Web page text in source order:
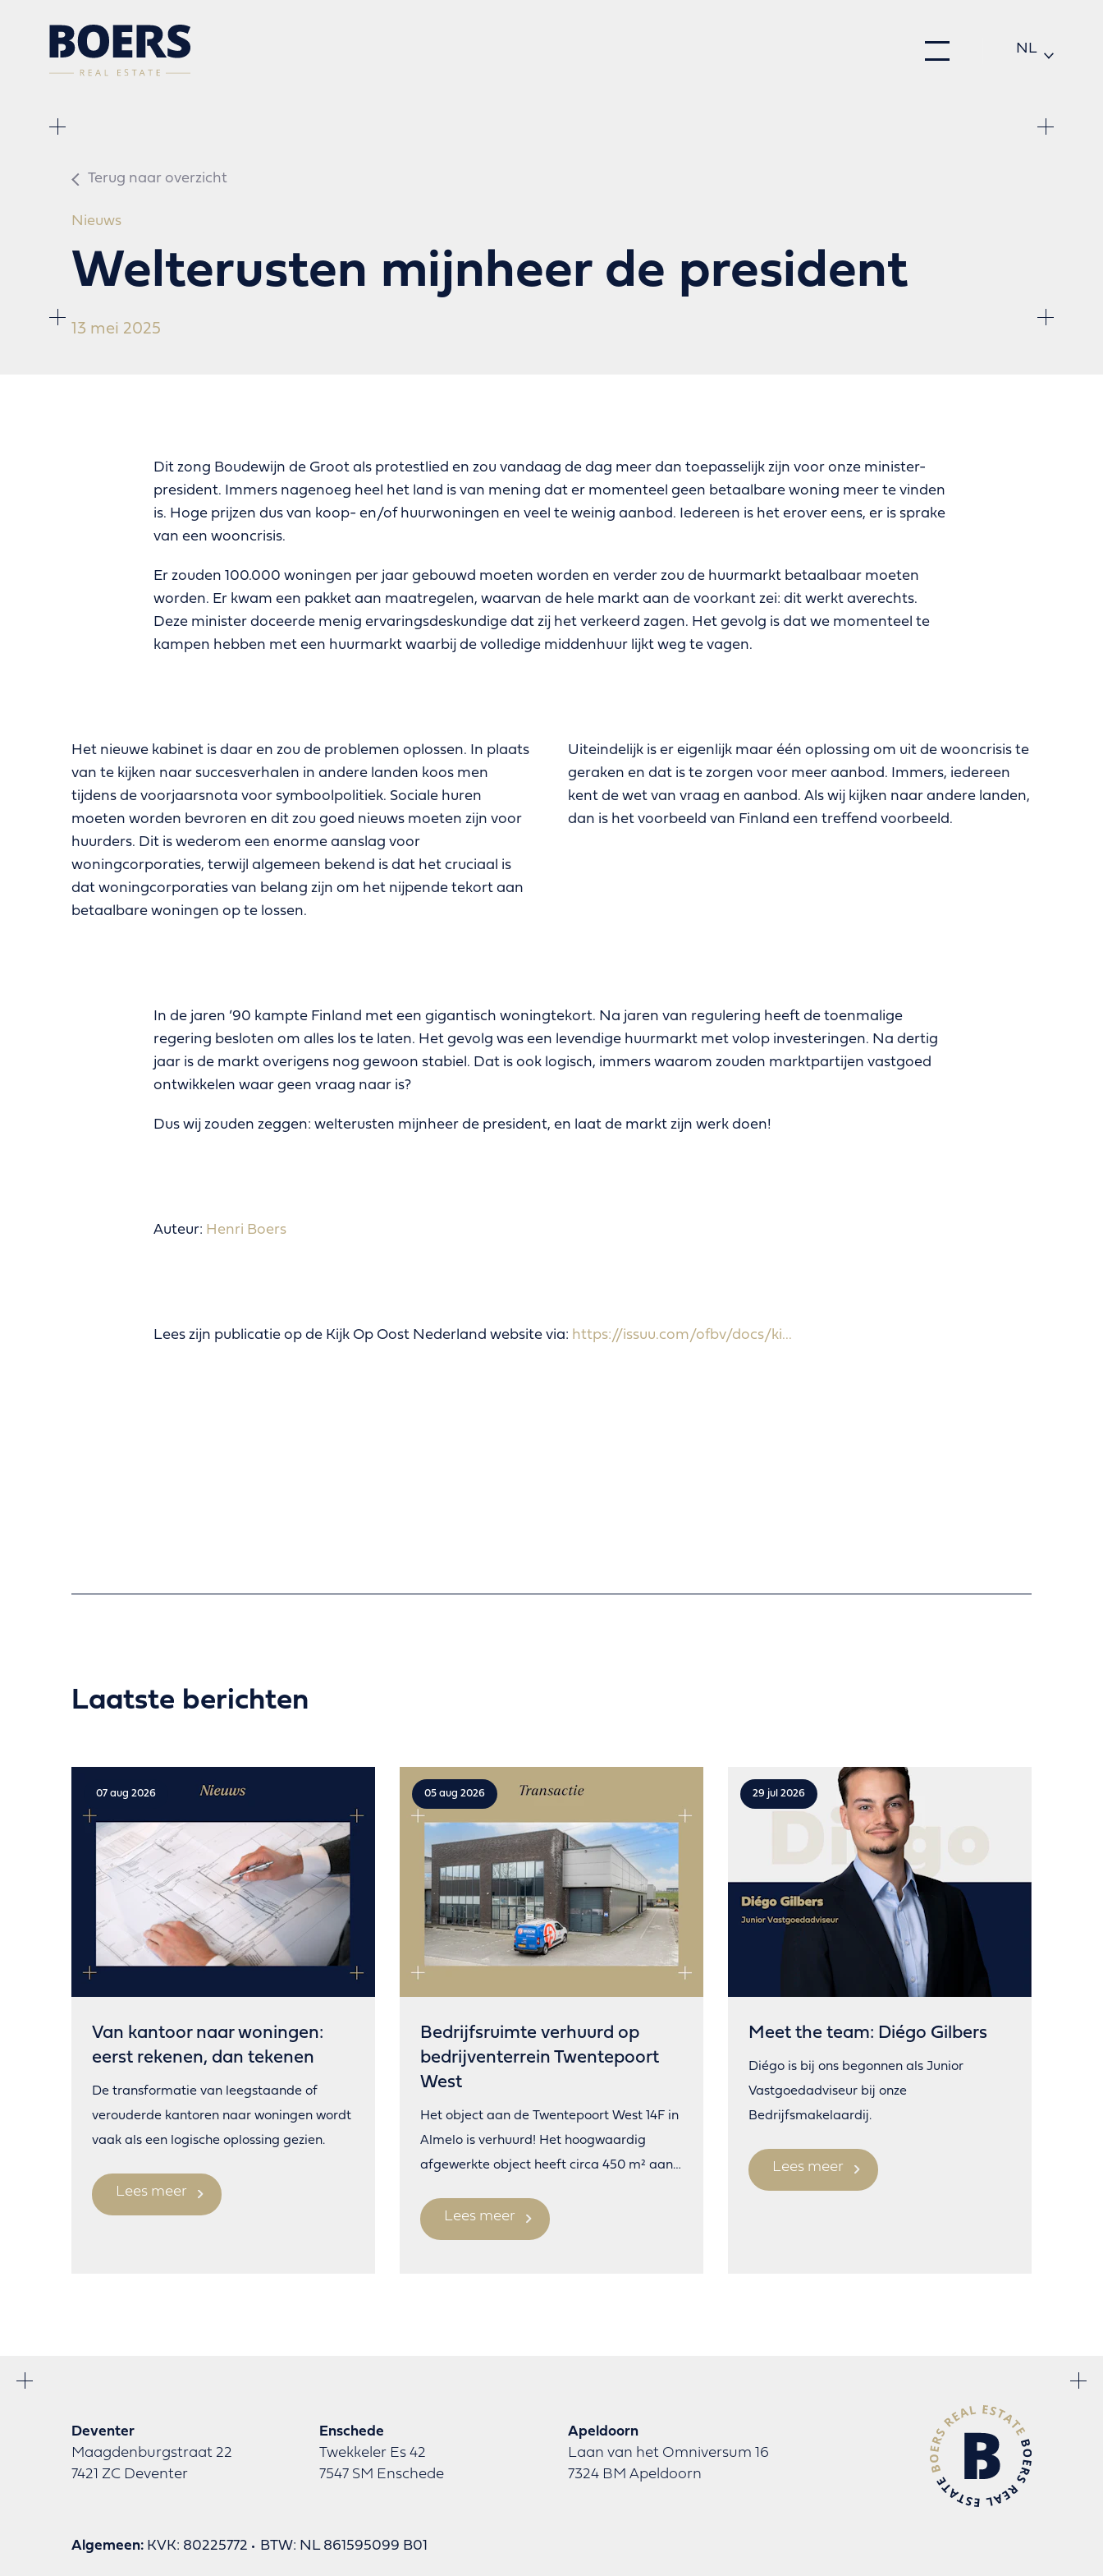
NL
Terug naar overzicht
Nieuws
Welterusten mijnheer de president
13 mei 2025
Dit zong Boudewijn de Groot als protestlied en zou vandaag de dag meer dan toepasselijk zijn voor onze minister-
president. Immers nagenoeg heel het land is van mening dat er momenteel geen betaalbare woning meer te vinden
is. Hoge prijzen dus van koop- en/of huurwoningen en veel te weinig aanbod. Iedereen is het erover eens, er is sprake
van een wooncrisis.
Er zouden 100.000 woningen per jaar gebouwd moeten worden en verder zou de huurmarkt betaalbaar moeten
worden. Er kwam een pakket aan maatregelen, waarvan de hele markt aan de voorkant zei: dit werkt averechts.
Deze minister doceerde menig ervaringsdeskundige dat zij het verkeerd zagen. Het gevolg is dat we momenteel te
kampen hebben met een huurmarkt waarbij de volledige middenhuur lijkt weg te vagen.
Het nieuwe kabinet is daar en zou de problemen oplossen. In plaats
van te kijken naar succesverhalen in andere landen koos men
tijdens de voorjaarsnota voor symboolpolitiek. Sociale huren
moeten worden bevroren en dit zou goed nieuws moeten zijn voor
huurders. Dit is wederom een enorme aanslag voor
woningcorporaties, terwijl algemeen bekend is dat het cruciaal is
dat woningcorporaties van belang zijn om het nijpende tekort aan
betaalbare woningen op te lossen.
Uiteindelijk is er eigenlijk maar één oplossing om uit de wooncrisis te
geraken en dat is te zorgen voor meer aanbod. Immers, iedereen
kent de wet van vraag en aanbod. Als wij kijken naar andere landen,
dan is het voorbeeld van Finland een treffend voorbeeld.
In de jaren ’90 kampte Finland met een gigantisch woningtekort. Na jaren van regulering heeft de toenmalige
regering besloten om alles los te laten. Het gevolg was een levendige huurmarkt met volop investeringen. Na dertig
jaar is de markt overigens nog gewoon stabiel. Dat is ook logisch, immers waarom zouden marktpartijen vastgoed
ontwikkelen waar geen vraag naar is?
Dus wij zouden zeggen: welterusten mijnheer de president, en laat de markt zijn werk doen!
Auteur: Henri Boers
Lees zijn publicatie op de Kijk Op Oost Nederland website via: https://issuu.com/ofbv/docs/ki...
Laatste berichten
07 aug 2026
Van kantoor naar woningen:
eerst rekenen, dan tekenen
De transformatie van leegstaande of
verouderde kantoren naar woningen wordt
vaak als een logische oplossing gezien.
Lees meer
05 aug 2026
Bedrijfsruimte verhuurd op
bedrijventerrein Twentepoort
West
Het object aan de Twentepoort West 14F in
Almelo is verhuurd! Het hoogwaardig
afgewerkte object heeft circa 450 m² aan
Lees meer
29 jul 2026
Meet the team: Diégo Gilbers
Diégo is bij ons begonnen als Junior
Vastgoedadviseur bij onze
Bedrijfsmakelaardij.
Lees meer
Deventer
Maagdenburgstraat 22
7421 ZC Deventer
Enschede
Twekkeler Es 42
7547 SM Enschede
Apeldoorn
Laan van het Omniversum 16
7324 BM Apeldoorn
Algemeen: KVK: 80225772 BTW: NL 861595099 B01